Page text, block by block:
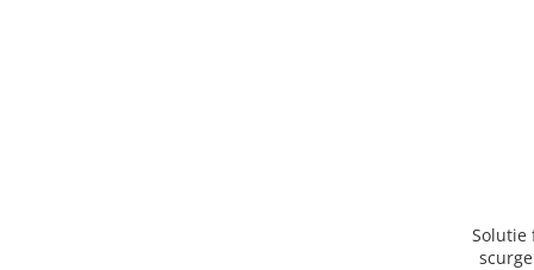
Solutie